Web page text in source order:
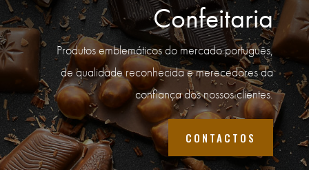
Confeitaria
Produtos emblemáticos do mercado português,
de qualidade reconhecida e merecedores da
confiança dos nossos clientes.
CONTACTOS